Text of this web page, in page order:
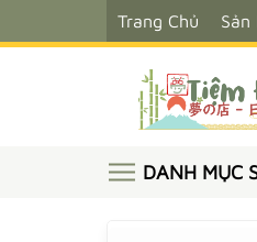
Trang Chủ Sản
DANH MỤC